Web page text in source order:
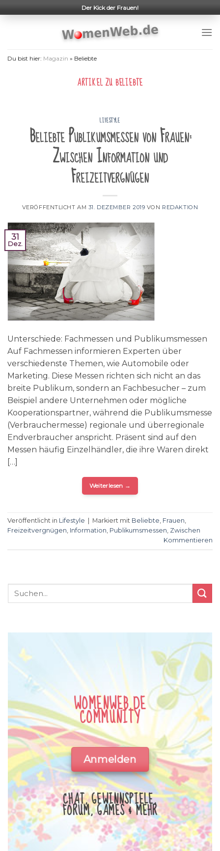
to
Der Kick der Frauen!
Du bist hier: Magazin » Beliebte
ARTIKEL ZU BELIEBTE
LIFESTYLE
Beliebte Publikumsmessen von Frauen:
Zwischen Information und
Freizeitvergnügen
VERÖFFENTLICHT AM 31. DEZEMBER 2019 VON REDAKTION
31
Dez.
Unterschiede: Fachmessen und Publikumsmessen
Auf Fachmessen informieren Experten über
verschiedenste Themen, wie Automobile oder
Marketing. Diese Messen richten sich nicht an das
breite Publikum, sondern an Fachbesucher – zum
Beispiel andere Unternehmen oder mögliche
Kooperationspartner, während die Publikumsmesse
(Verbrauchermesse) regionale und überregionale
Endverbraucher anspricht. Präsent sind auf den
Messen häufig Einzelhändler, die ihre Waren direkt
[…]
Weiterlesen →
Veröffentlicht in Lifestyle Markiert mit Beliebte Frauen
Freizeitvergnügen Information Publikumsmessen Zwischen
Kommentieren
WOMENWEB.DE
COMMUNITY
Anmelden
CHAT, GEWINNSPIELE,
FORUM, GAMES & MEHR